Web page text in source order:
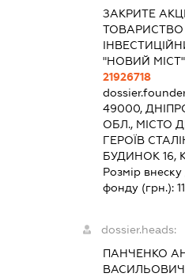
ЗАКРИТЕ
"НОВИЙ МІСТ"
21926718
49000,
ОБЛ., МІСТО
ГЕРОЇВ
БУДИНОК 16,
Розмір
фонду (грн.):
dossier.heads:
ПАНЧЕНКО
ВАСИЛЬОВИЧ